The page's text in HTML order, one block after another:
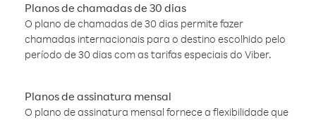
Planos de chamadas de 30 dias
O plano de chamadas de 30 dias permite fazer
chamadas internacionais para o destino escolhido pelo
período de 30 dias com as tarifas especiais do Viber.
Planos de assinatura mensal
O plano de assinatura mensal fornece a flexibilidade que